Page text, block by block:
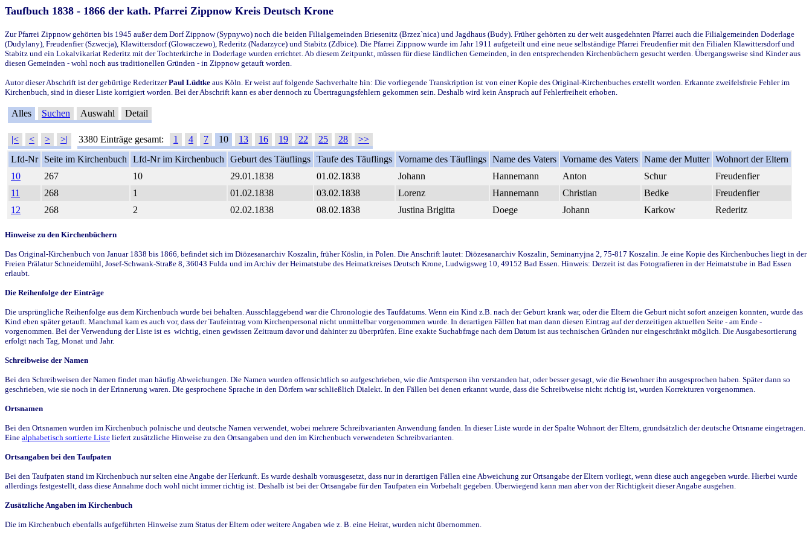
Taufbuch 1838 - 1866 der kath. Pfarrei Zippnow Kreis Deutsch Krone
Zur Pfarrei Zippnow gehörten bis 1945 außer dem Dorf Zippnow (Sypnywo) noch die beiden Filialgemeinden Briesenitz (Brzez`nica) und Jagdhaus (Budy). Früher gehörten zu der weit ausgedehnten Pfarrei auch die Filialgemeinden Doderlage
(Dudylany), Freudenfier (Szwecja), Klawittersdorf (Glowaczewo), Rederitz (Nadarzyce) und Stabitz (Zdbice). Die Pfarrei Zippnow wurde im Jahr 1911 aufgeteilt und eine neue selbständige Pfarrei Freudenfier mit den Filialen Klawittersdorf und
Stabitz und ein Lokalvikariat Rederitz mit der Tochterkirche in Doderlage wurden errichtet. Ab diesem Zeitpunkt, müssen für diese ländlichen Gemeinden, in den entsprechenden Kirchenbüchern gesucht werden. Übergangsweise sind Kinder aus
diesen Gemeinden - wohl noch aus traditionellen Gründen - in Zippnow getauft worden.
Autor dieser Abschrift ist der gebürtige RederitzerPaul Lüdtke aus Köln. Er weist auf folgende Sachverhalte hin: Die vorliegende Transkription ist von einer Kopie des Original-Kirchenbuches erstellt worden. Erkannte zweifelsfreie Fehler im
Kirchenbuch, sind in dieser Liste korrigiert worden. Bei der Abschrift kann es aber dennoch zu Übertragungsfehlern gekommen sein. Deshalb wird kein Anspruch auf Fehlerfreiheit erhoben.
Alles Suchen Auswahl Detail
|< < > >| 3380 Einträge gesamt: 1 4 7 10 13 16 19 22 25 28
>>
Lfd-Nr
Seite im Kirchenbuch Lfd-Nr im Kirchenbuch Geburt des Täuflings Taufe des Täuflings Vorname des Täuflings Name des Vaters Vorname des Vaters Name der Mutter Wohnort der Eltern
10
267 10 29.01.1838 01.02.1838 Johann Hannemann Anton Schur
Freudenfier
11
268 1 01.02.1838 03.02.1838 Lorenz Hannemann Christian Bedke
Freudenfier
12
268 2 02.02.1838 08.02.1838 Justina Brigitta Doege Johann Karkow Rederitz
Hinweise zu den Kirchenbüchern
Das Original-Kirchenbuch von Januar 1838 bis 1866, befindet sich im Diözesanarchiv Koszalin, früher Köslin, in Polen. Die Anschrift lautet: Diözesanarchiv Koszalin, Seminarryjna 2, 75-817 Koszalin. Je eine Kopie des Kirchenbuches liegt in der
Freien Prälatur Schneidemühl, Josef-Schwank-Straße 8, 36043 Fulda und im Archiv der Heimatstube des Heimatkreises Deutsch Krone, Ludwigsweg 10, 49152 Bad Essen. Hinweis: Derzeit ist das Fotografieren in der Heimatstube in Bad Essen
erlaubt.
Die Reihenfolge der Einträge
Die ursprüngliche Reihenfolge aus dem Kirchenbuch wurde bei behalten. Ausschlaggebend war die Chronologie des Taufdatums. Wenn ein Kind z.B. nach der Geburt krank war, oder die Eltern die Geburt nicht sofort anzeigen konnten, wurde das
Kind eben später getauft. Manchmal kam es auch vor, dass der Taufeintrag vom Kirchenpersonal nicht unmittelbar vorgenommen wurde. In derartigen Fällen hat man dann diesen Eintrag auf der derzeitigen aktuellen Seite - am Ende -
vorgenommen. Bei der Verwendung der Liste ist es wichtig, einen gewissen Zeitraum davor und dahinter zu überprüfen. Eine exakte Suchabfrage nach dem Datum ist aus technischen Gründen nur eingeschränkt möglich. Die Ausgabesortierung
erfolgt nach Tag, Monat und Jahr.
Schreibweise der Namen
Bei den Schreibweisen der Namen findet man häufig Abweichungen. Die Namen wurden offensichtlich so aufgeschrieben, wie die Amtsperson ihn verstanden hat, oder besser gesagt, wie die Bewohner ihn ausgesprochen haben. Später dann so
geschrieben, wie sie noch in der Erinnerung waren. Die gesprochene Sprache in den Dörfern war schließlich Dialekt. In den Fällen bei denen erkannt wurde, dass die Schreibweise nicht richtig ist, wurden Korrekturen vorgenommen.
Ortsnamen
Bei den Ortsnamen wurden im Kirchenbuch polnische und deutsche Namen verwendet, wobei mehrere Schreibvarianten Anwendung fanden. In dieser Liste wurde in der Spalte Wohnort der Eltern, grundsätzlich der deutsche Ortsname eingetragen.
Eine alphabetisch sortierte Liste liefert zusätzliche Hinweise zu den Ortsangaben und den im Kirchenbuch verwendeten Schreibvarianten.
Ortsangaben bei den Taufpaten
Bei den Taufpaten stand im Kirchenbuch nur selten eine Angabe der Herkunft. Es wurde deshalb vorausgesetzt, dass nur in derartigen Fällen eine Abweichung zur Ortsangabe der Eltern vorliegt, wenn diese auch angegeben wurde. Hierbei wurde
allerdings festgestellt, dass diese Annahme doch wohl nicht immer richtig ist. Deshalb ist bei der Ortsangabe für den Taufpaten ein Vorbehalt gegeben. Überwiegend kann man aber von der Richtigkeit dieser Angabe ausgehen.
Zusätzliche Angaben im Kirchenbuch
Die im Kirchenbuch ebenfalls aufgeführten Hinweise zum Status der Eltern oder weitere Angaben wie z. B. eine Heirat, wurden nicht übernommen.